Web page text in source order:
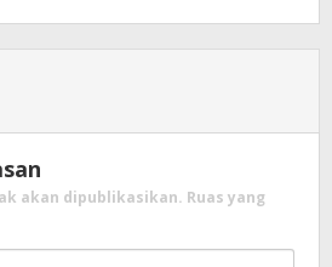
akan dipublikasikan. Ruas yang